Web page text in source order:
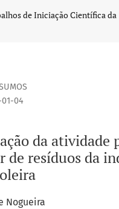
da atividade pozolânica
de Iniciação Científica da
da atividade
de resíduos da
04
Nogueira